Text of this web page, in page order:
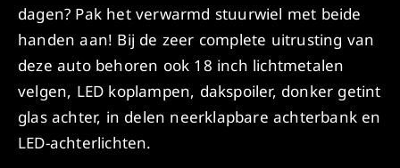
dagen? Pak het verwarmd stuurwiel met beide
handen aan! Bij de zeer complete uitrusting van
deze auto behoren ook 18 inch lichtmetalen
velgen, LED koplampen, dakspoiler, donker getint
glas achter, in delen neerklapbare achterbank en
LED-achterlichten.